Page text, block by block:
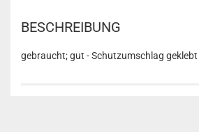
BESCHREIBUNG
gebraucht; gut - Schutzumschlag geklebt